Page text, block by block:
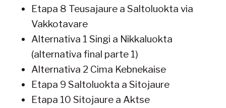
Etapa 8 Teusajaure a Saltoluokta via
Vakkotavare
Alternativa 1 Singi a Nikkaluokta
(alternativa final parte 1)
Alternativa 2 Cima Kebnekaise
Etapa 9 Saltoluokta a Sitojaure
Etapa 10 Sitojaure a Aktse